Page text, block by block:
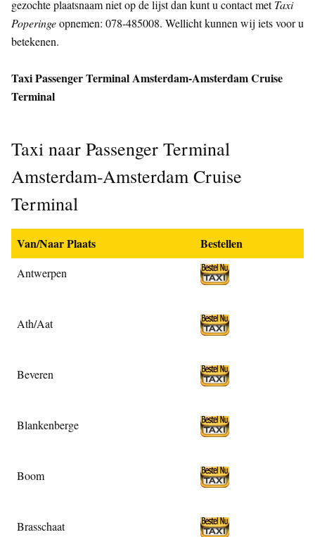
gezochte plaatsnaam niet op de lijst dan kunt u contact metTaxi
Poperingeopnemen: 078-485008. Wellicht kunnen wij iets voor u
betekenen.
Taxi Passenger Terminal Amsterdam-Amsterdam Cruise
Terminal
Taxi naar Passenger Terminal
Amsterdam-Amsterdam Cruise
Terminal
Van/Naar Plaats Bestellen
Antwerpen
Ath/Aat
Beveren
Blankenberge
Boom
Brasschaat